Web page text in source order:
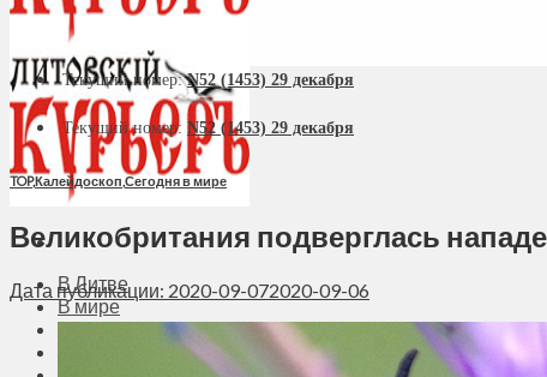
В Литве
В мире
Политика
Текущий номер:N52 (1453) 29 декабря
Текущий номер: N52 (1453) 29 декабря
TOP,Калейдоскоп,Сегодня в мире
Великобритания подверглась
Дата публикации: 2020-09-072020-09-06